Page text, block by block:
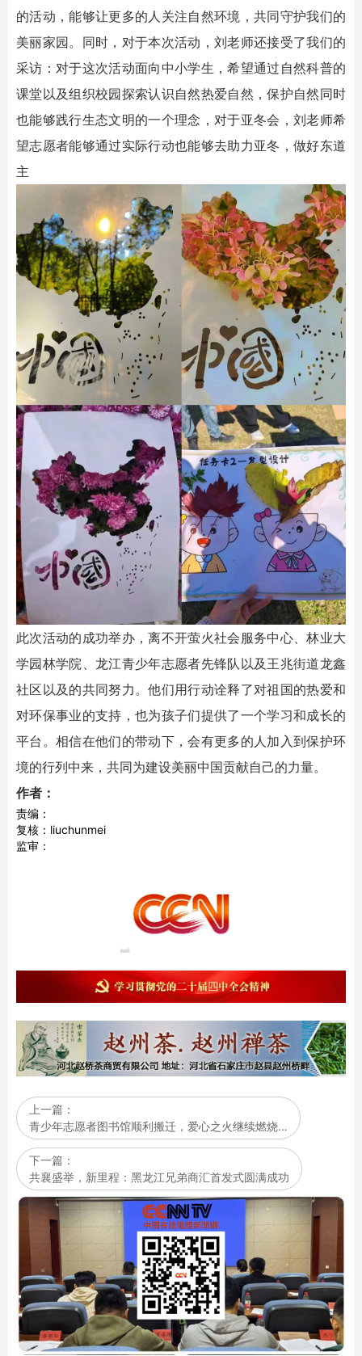
的活动，能够让更多的人关注自然环境，共同守护我们的
美丽家园。同时，对于本次活动，刘老师还接受了我们的
采访：对于这次活动面向中小学生，希望通过自然科普的
课堂以及组织校园探索认识自然热爱自然，保护自然同时
也能够践行生态文明的一个理念，对于亚冬会，刘老师希
望志愿者能够通过实际行动也能够去助力亚冬，做好东道
主
此次活动的成功举办，离不开萤火社会服务中心、林业大
学园林学院、龙江青少年志愿者先锋队以及王兆街道龙鑫
社区以及的共同努力。他们用行动诠释了对祖国的热爱和
对环保事业的支持，也为孩子们提供了一个学习和成长的
平台。相信在他们的带动下，会有更多的人加入到保护环
境的行列中来，共同为建设美丽中国贡献自己的力量。
作者：
责编：
复核：liuchunmei
监审：
上一篇：
青少年志愿者图书馆顺利搬迁，爱心之火继续燃烧…
下一篇：
共襄盛举，新里程：黑龙江兄弟商汇首发式圆满成功